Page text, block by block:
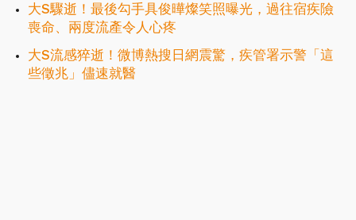
大S驟逝！最後勾手具俊曄燦笑照曝光，過往宿疾險
喪命、兩度流產令人心疼
大S流感猝逝！微博熱搜日網震驚，疾管署示警「這
些徵兆」儘速就醫